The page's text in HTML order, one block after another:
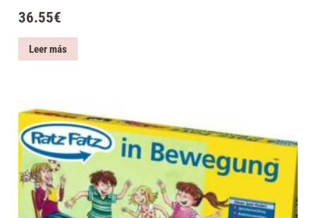
36.55€
Leer más